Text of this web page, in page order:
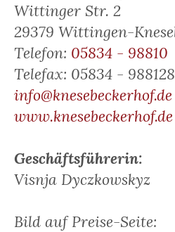
Wittinger Str. 2
29379 Wittingen-
Telefon: 05834 - 98810
Telefax: 05834 - 988128
info@knesebeckerhof.de
www.knesebeckerhof.de
Geschäftsführerin:
Visnja Dyczkowskyz
Bild auf Preise-Seite: